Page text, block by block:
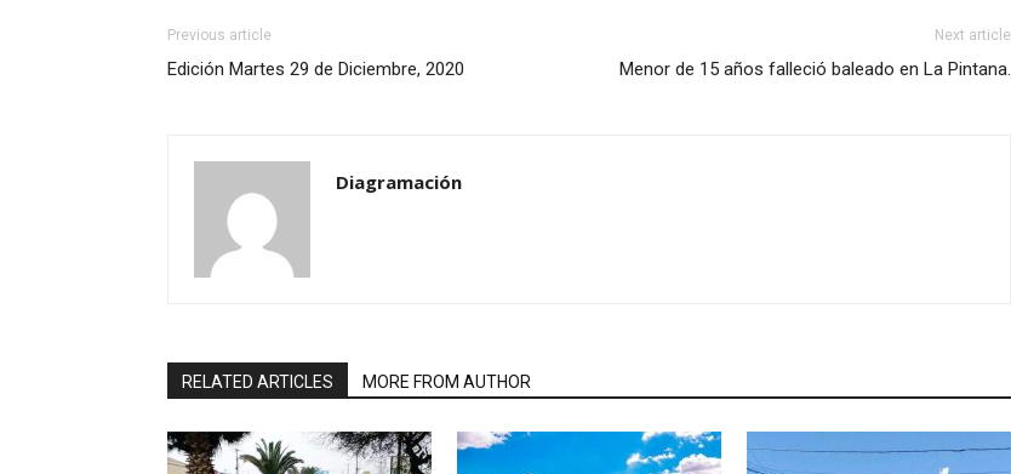
Previous article
Edición Martes 29 de Diciembre, 2020
Next article
Menor de 15 años falleció baleado en La Pintana.
Diagramación
RELATED ARTICLES MORE FROM AUTHOR